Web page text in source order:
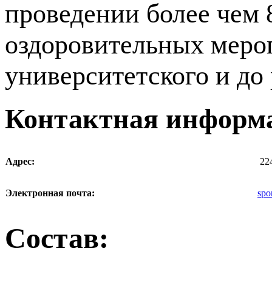
проведении более чем
оздоровительных
университетского и
Контактная
Адрес:
Электронная почта:
Состав: